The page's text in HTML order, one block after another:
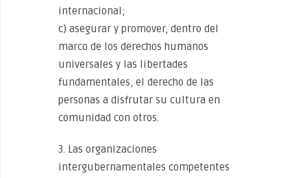
internacional;
c) asegurar y promover, dentro del
marco de los derechos humanos
universales y las libertades
fundamentales, el derecho de las
personas a disfrutar su cultura en
comunidad con otros.
3. Las organizaciones
intergubernamentales competentes